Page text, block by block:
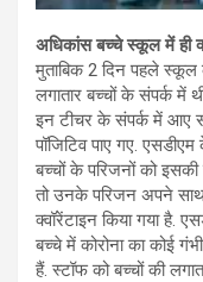
अधिकांस बच्चे स्कूल में ही
मुताबिक 2 दिन पहले स्कूल
लगातार बच्चों के संपर्क में
इन टीचर के संपर्क में आए
पॉजिटिव पाए गए.
बच्चों के परिजनों को
तो उनके परिजन अपने
क्वॉरेंटाइन किया गया है.
बच्चे में कोरोना का कोई
हैं. स्टॉफ को बच्चों की